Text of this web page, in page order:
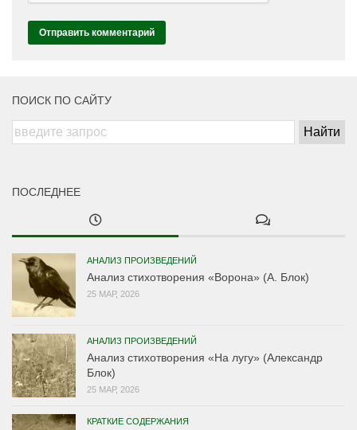
ПОИСК ПО САЙТУ
ПОСЛЕДНЕЕ
АНАЛИЗ ПРОИЗВЕДЕНИЙ
Анализ стихотворения «Ворона» (А. Блок)
25 МАР, 2026
АНАЛИЗ ПРОИЗВЕДЕНИЙ
Анализ стихотворения «На лугу» (Александр
Блок)
25 МАР, 2026
КРАТКИЕ СОДЕРЖАНИЯ